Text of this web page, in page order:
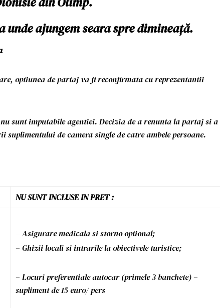
ajungem seara spre dimineață.
optiunea de partaj va fi reconfirmata cu reprezentantii
sunt imputabile agentiei. Decizia de a renunta la partaj si a
de camera single de catre ambele persoane.
NU SUNT INCLUSE IN PRET :
– Asigurare medicala si storno optional;
– Ghizii locali si intrarile la obiectivele turistice;
– Locuri preferentiale autocar (primele 3 banchete) –
supliment de 15 euro/ pers